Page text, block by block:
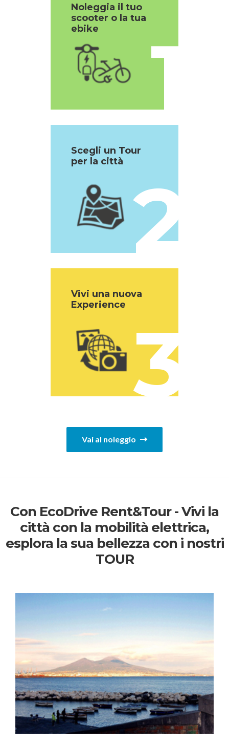
1
Noleggia il tuo
scooter o la tua
ebike
2
Scegli un Tour
per la città
3
Vivi una nuova
Experience
Vai al noleggio
Con EcoDrive Rent&Tour - Vivi la
città con la mobilità elettrica,
esplora la sua bellezza con i nostri
TOUR